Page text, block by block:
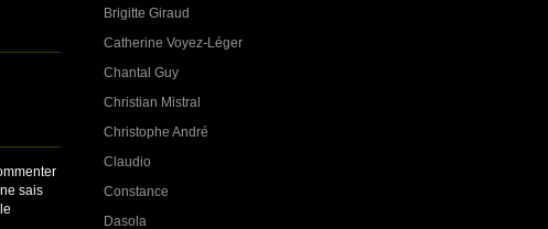
Brigitte Giraud
Catherine Voyez-Léger
Chantal Guy
Christian Mistral
Christophe André
Claudio
Constance
Dasola
sais